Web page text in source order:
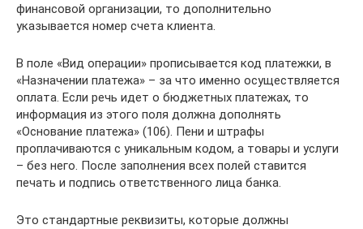
финансовой организации, то дополнительно
указывается номер счета клиента.
В поле «Вид операции» прописывается код платежки, в
«Назначении платежа» – за что именно осуществляется
оплата. Если речь идет о бюджетных платежах, то
информация из этого поля должна дополнять
«Основание платежа» (106). Пени и штрафы
проплачиваются с уникальным кодом, а товары и услуги
– без него. После заполнения всех полей ставится
печать и подпись ответственного лица банка.
Это стандартные реквизиты, которые должны